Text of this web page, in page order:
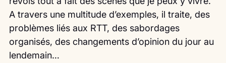
A travers une multitude d’exemples, il traite, des
problèmes liés aux RTT, des sabordages
organisés, des changements d’opinion du jour au
lendemain…